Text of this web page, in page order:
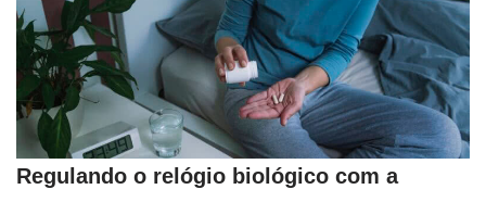
Regulando o relógio biológico com a